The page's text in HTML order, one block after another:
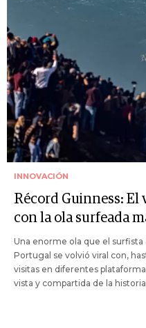
INNOVACIÓN
Récord Guinness: El
con la ola surfeada
Una enorme ola que el
Portugal se volvió viral con,
visitas en diferentes
vista y compartida de la